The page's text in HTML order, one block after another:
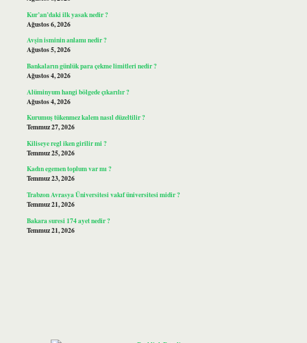
Kur’an’daki ilk yasak nedir ?
Ağustos 6, 2026
Avşin isminin anlamı nedir ?
Ağustos 5, 2026
Bankaların günlük para çekme limitleri nedir ?
Ağustos 4, 2026
Alüminyum hangi bölgede çıkarılır ?
Ağustos 4, 2026
Kurumuş tükenmez kalem nasıl düzeltilir ?
Temmuz 27, 2026
Kiliseye regl iken girilir mi ?
Temmuz 25, 2026
Kadın egemen toplum var mı ?
Temmuz 23, 2026
Trabzon Avrasya Üniversitesi vakıf üniversitesi midir ?
Temmuz 21, 2026
Bakara suresi 174 ayet nedir ?
Temmuz 21, 2026